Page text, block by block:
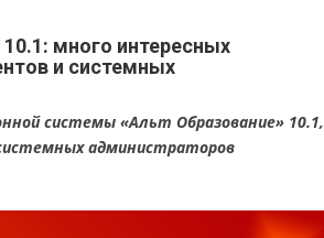
много интересных
и системных
системы «Альт Образование» 10.1,
администраторов